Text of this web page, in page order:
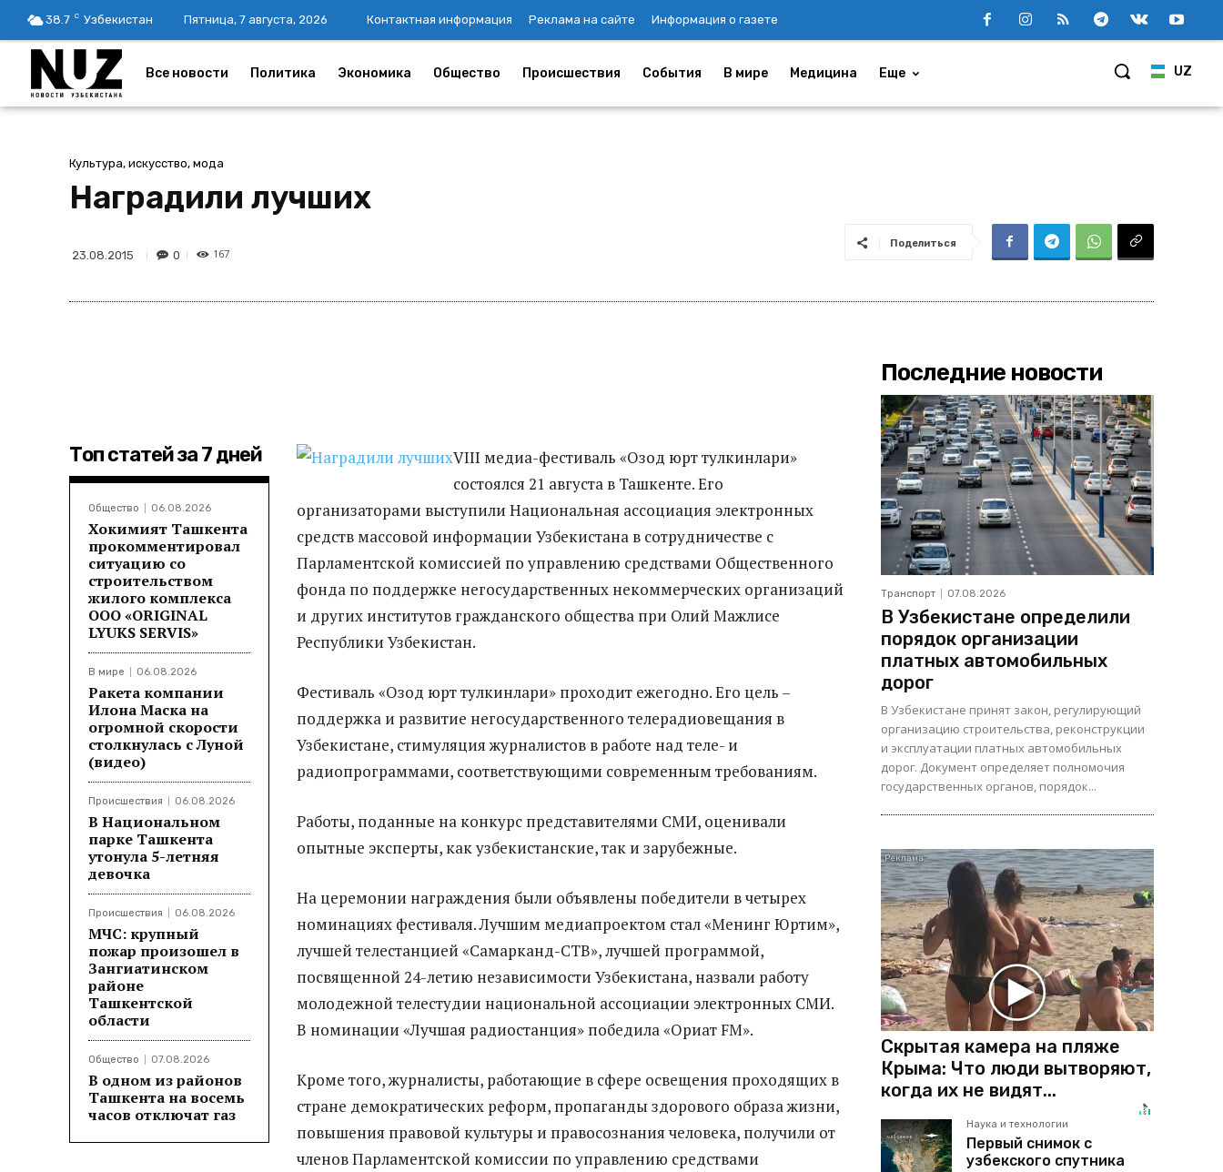
38.7 C Узбекистан Пятница, 7 августа, 2026 Контактная информация Реклама на сайте Информация о газете
UZ
Все новости Политика Экономика Общество Происшествия События В мире Медицина Еще
Культура, искусство, мода
Наградили лучших
23.08.2015 0 167
Поделиться
Топ статей за 7 дней
Общество 06.08.2026
Хокимият Ташкента
прокомментировал
ситуацию со
строительством
жилого комплекса
ООО «ORIGINAL
LYUKS SERVIS»
В мире 06.08.2026
Ракета компании
Илона Маска на
огромной скорости
столкнулась с Луной
(видео)
Происшествия 06.08.2026
В Национальном
парке Ташкента
утонула 5-летняя
девочка
Происшествия 06.08.2026
МЧС: крупный
пожар произошел в
Зангиатинском
районе
Ташкентской
области
Общество 07.08.2026
В одном из районов
Ташкента на восемь
часов отключат газ
VIII медиа-фестиваль «Озод юрт тулкинлари»
состоялся 21 августа в Ташкенте. Его
организаторами выступили Национальная ассоциация электронных
средств массовой информации Узбекистана в сотрудничестве с
Парламентской комиссией по управлению средствами Общественного
фонда по поддержке негосударственных некоммерческих организаций
и других институтов гражданского общества при Олий Мажлисе
Республики Узбекистан.
Фестиваль «Озод юрт тулкинлари» проходит ежегодно. Его цель –
поддержка и развитие негосударственного телерадиовещания в
Узбекистане, стимуляция журналистов в работе над теле- и
радиопрограммами, соответствующими современным требованиям.
Работы, поданные на конкурс представителями СМИ, оценивали
опытные эксперты, как узбекистанские, так и зарубежные.
На церемонии награждения были объявлены победители в четырех
номинациях фестиваля. Лучшим медиапроектом стал «Менинг Юртим»,
лучшей телестанцией «Самарканд-СТВ», лучшей программой,
посвященной 24-летию независимости Узбекистана, назвали работу
молодежной телестудии национальной ассоциации электронных СМИ.
В номинации «Лучшая радиостанция» победила «Ориат FM».
Кроме того, журналисты, работающие в сфере освещения проходящих в
стране демократических реформ, пропаганды здорового образа жизни,
повышения правовой культуры и правосознания человека, получили от
членов Парламентской комиссии по управлению средствами
Последние новости
Транспорт 07.08.2026
В Узбекистане определили
порядок организации
платных автомобильных
дорог
В Узбекистане принят закон, регулирующий
организацию строительства, реконструкции
и эксплуатации платных автомобильных
дорог. Документ определяет полномочия
государственных органов, порядок...
Скрытая камера на пляже
Крыма: Что люди вытворяют,
когда их не видят...
Наука и технологии
Первый снимок с
узбекского спутника